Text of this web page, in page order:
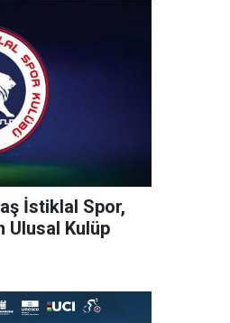
İstiklal Spor,
Ulusal Kulüp